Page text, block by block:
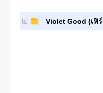
Violet Good (เฟิ